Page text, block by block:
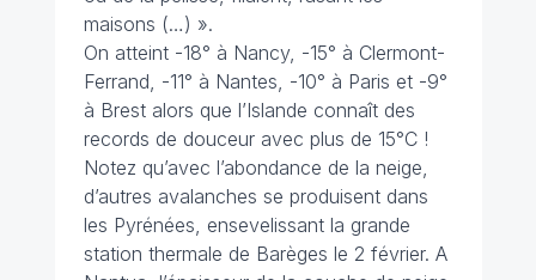
maisons (…) ».
On atteint -18° à Nancy, -15° à Clermont-
Ferrand, -11° à Nantes, -10° à Paris et -9°
à Brest alors que l’Islande connaît des
records de douceur avec plus de 15°C !
Notez qu’avec l’abondance de la neige,
d’autres avalanches se produisent dans
les Pyrénées, ensevelissant la grande
station thermale de Barèges le 2 février. A